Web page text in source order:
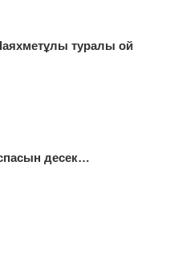
туралы ой
десек…